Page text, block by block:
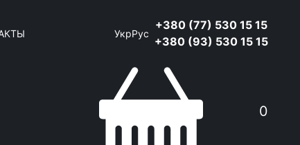
УкрРус
+380 (77) 530 15 15
+380 (93) 530 15 15
0